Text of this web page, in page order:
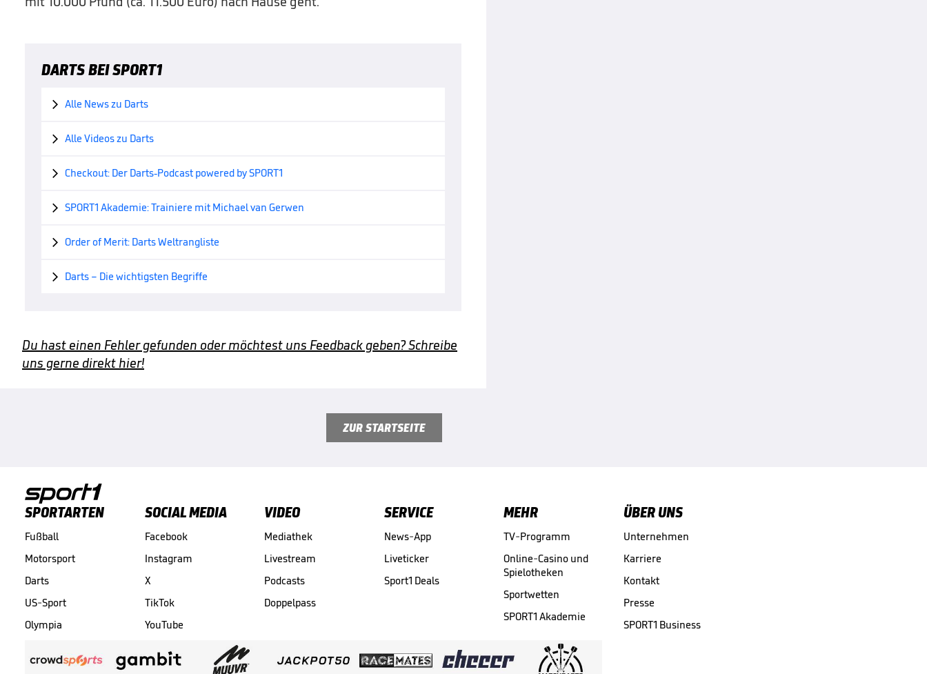
DARTS BEI SPORT1
 Alle News zu Darts
 Alle Videos zu Darts
 Checkout: Der Darts-Podcast powered by SPORT1
 SPORT1 Akademie: Trainiere mit Michael van Gerwen
 Order of Merit: Darts Weltrangliste
 Darts – Die wichtigsten Begriffe
Du hast einen Fehler gefunden oder möchtest uns Feedback geben? Schreibe
uns gerne direkt hier!
ZUR STARTSEITE
SPORTARTEN
Fußball
Motorsport
Darts
US-Sport
Olympia
SOCIAL MEDIA
Facebook
Instagram
X
TikTok
YouTube
VIDEO
Mediathek
Livestream
Podcasts
Doppelpass
SERVICE
News-App
Liveticker
Sport1 Deals
MEHR
TV-Programm
Online-Casino und
Spielotheken
Sportwetten
SPORT1 Akademie
ÜBER UNS
Unternehmen
Karriere
Kontakt
Presse
SPORT1 Business